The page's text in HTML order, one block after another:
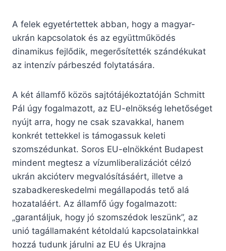
A felek egyetértettek abban, hogy a magyar-
ukrán kapcsolatok és az együttműködés
dinamikus fejlődik, megerősítették szándékukat
az intenzív párbeszéd folytatására.
A két államfő közös sajtótájékoztatóján Schmitt
Pál úgy fogalmazott, az EU-elnökség lehetőséget
nyújt arra, hogy ne csak szavakkal, hanem
konkrét tettekkel is támogassuk keleti
szomszédunkat. Soros EU-elnökként Budapest
mindent megtesz a vízumliberalizációt célzó
ukrán akcióterv megvalósításáért, illetve a
szabadkereskedelmi megállapodás tető alá
hozataláért. Az államfő úgy fogalmazott:
„garantáljuk, hogy jó szomszédok leszünk”, az
unió tagállamaként kétoldalú kapcsolatainkkal
hozzá tudunk járulni az EU és Ukrajna